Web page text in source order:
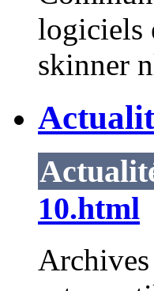
logiciels
skinner
10.html